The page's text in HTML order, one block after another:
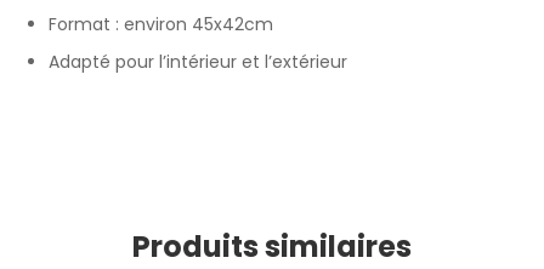
Format : environ 45x42cm
Adapté pour l’intérieur et l’extérieur
Produits similaires